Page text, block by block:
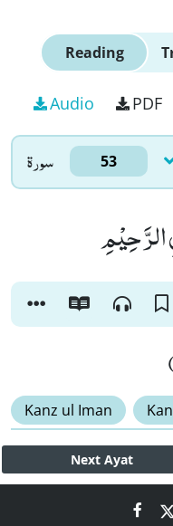
Reading
Audio PDF
سورۃ 53
الرَّحِیْمِ
Kanz ul Iman
Next Ayat